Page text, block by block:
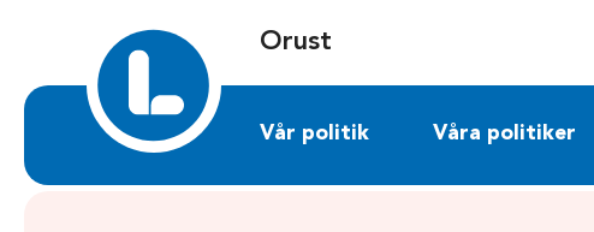
Orust
Vår politik Våra politiker